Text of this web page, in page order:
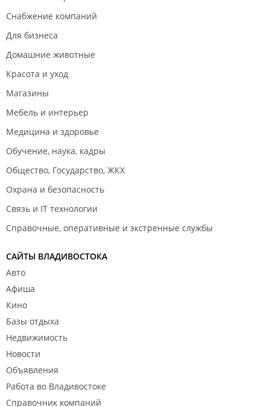
Снабжение компаний
Для бизнеса
Домашние животные
Красота и уход
Магазины
Мебель и интерьер
Медицина и здоровье
Обучение, наука, кадры
Общество, Государство, ЖКХ
Охрана и безопасность
Связь и IT технологии
Справочные, оперативные и экстренные службы
САЙТЫ ВЛАДИВОСТОКА
Авто
Афиша
Кино
Базы отдыха
Недвижимость
Новости
Объявления
Работа во Владивостоке
Справочник компаний